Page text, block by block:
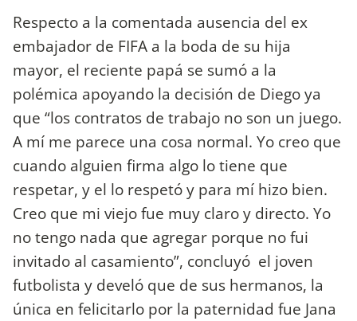
Respecto a la comentada ausencia del ex
embajador de FIFA a la boda de su hija
mayor, el reciente papá se sumó a la
polémica apoyando la decisión de Diego ya
que “los contratos de trabajo no son un juego.
A mí me parece una cosa normal. Yo creo que
cuando alguien firma algo lo tiene que
respetar, y el lo respetó y para mí hizo bien.
Creo que mi viejo fue muy claro y directo. Yo
no tengo nada que agregar porque no fui
invitado al casamiento”, concluyó el joven
futbolista y develó que de sus hermanos, la
única en felicitarlo por la paternidad fue Jana